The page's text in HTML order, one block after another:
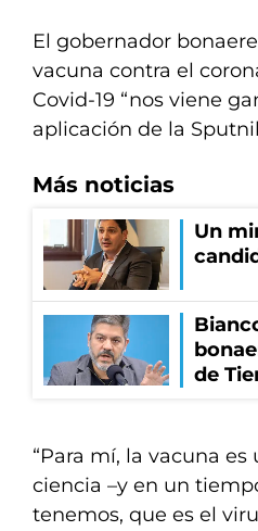
El gobernador
vacuna contra el
Covid-19 “nos viene
aplicación de la
Más noticias
Un
de
“Para mí, la vacuna
ciencia –y en un
tenemos, que es el